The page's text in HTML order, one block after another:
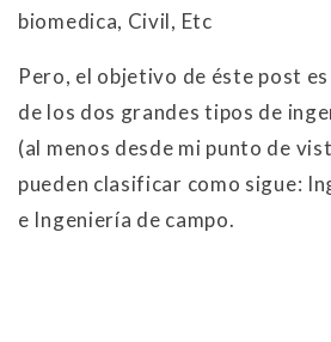
biomedica, Civil, Etc
Pero, el objetivo de éste post
de los dos grandes tipos de
(al menos desde mi punto de
pueden clasificar como sigue:
e Ingeniería de campo.